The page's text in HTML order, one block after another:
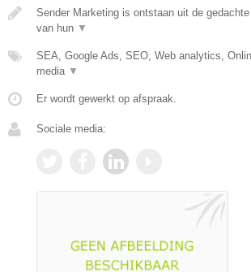
Sender Marketing is ontstaan uit de
van hun ▼
SEA, Google Ads, SEO, Web analytics,
media ▼
Er wordt gewerkt op afspraak.
Sociale media: